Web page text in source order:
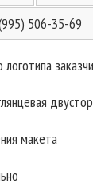
506-35-69
макета